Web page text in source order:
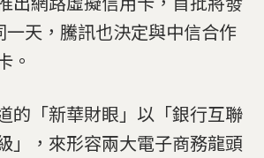
一天，騰訊也決定與中信合作
。
的「新華財眼」以「銀行互聯
」，來形容兩大電子商務龍頭